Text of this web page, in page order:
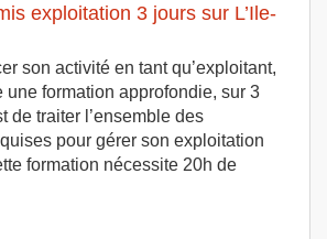
exploitation 3 jours sur L’Ile-
son activité en tant qu’exploitant,
une formation approfondie, sur 3
de traiter l’ensemble des
pour gérer son exploitation
formation nécessite 20h de